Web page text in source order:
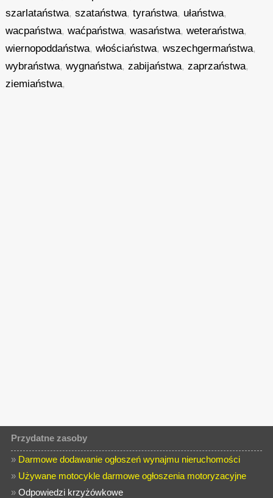
szarlataństwa,szataństwa,tyraństwa, ułaństwa,
wacpaństwa,waćpaństwa,wasaństwa,weteraństwa,
wiernopoddaństwa,włościaństwa,wszechgermaństwa,
wybraństwa,wygnaństwa,zabijaństwa,zaprzaństwa,
ziemiaństwa,
Przydatne zasoby
» Darmowe dodawanie ogłoszeń wynajmu nieruchomości
» Używane motocykle darmowe ogłoszenia motoryzacyjne
»Odpowiedzi krzyżówkowe